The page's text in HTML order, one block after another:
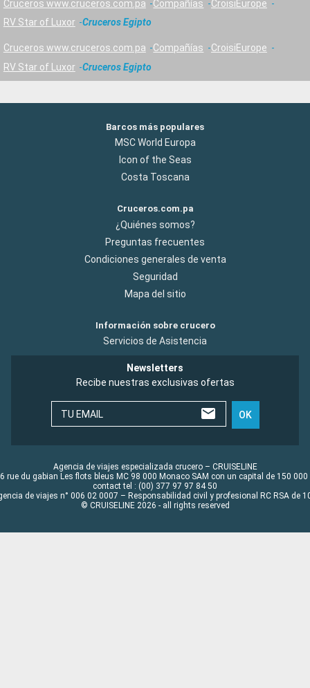
Cruceros www.cruceros.com.pa Compañías
CroisiEurope
RV Star of Luxor
Cruceros Egipto
Cruceros www.cruceros.com.pa Compañías
CroisiEurope
RV Star of Luxor
Cruceros Egipto
Barcos más populares
MSC World Europa
Icon of the Seas
Costa Toscana
Cruceros.com.pa
¿Quiénes somos?
Preguntas frecuentes
Condiciones generales de venta
Seguridad
Mapa del sitio
Información sobre crucero
Servicios de Asistencia
Newsletters
Recibe nuestras exclusivas ofertas
TU EMAIL OK
Agencia de viajes especializada crucero – CRUISELINE
rue du gabian Les flots bleus MC 98 000 Monaco SAM con un capital de 150 000
contact tel : (00) 377 97 97 84 50
de viajes n° 006 02 0007 – Responsabilidad civil y profesional RC RSA de
© CRUISELINE 2026 - all rights reserved